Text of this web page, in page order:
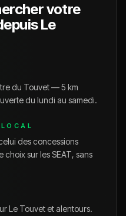
votre
Le
du Touvet — 5 km
du lundi au samedi.
des concessions
choix sur lesSEAT, sans
Le Touvet et alentours.